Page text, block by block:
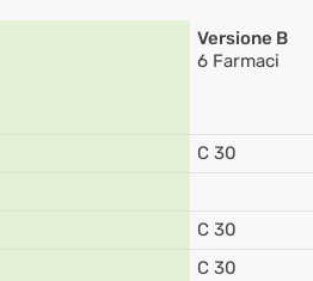
Versione B
6 Farmaci
C 30
C 30
C 30